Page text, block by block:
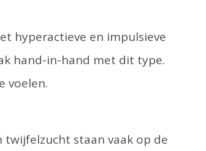
hyperactieve en impulsieve
hand-in-hand met dit type.
voelen.
staan vaak op de